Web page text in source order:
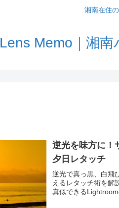
湘南在住
Lens Memo｜湘
逆光を味方に！
夕日レタッチ
逆光で真っ黒、白
えるレタッチ術を解
真似できる